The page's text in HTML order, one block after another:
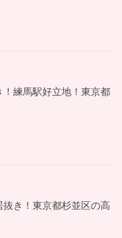
！練馬駅好立地！東京都
抜き！東京都杉並区の高